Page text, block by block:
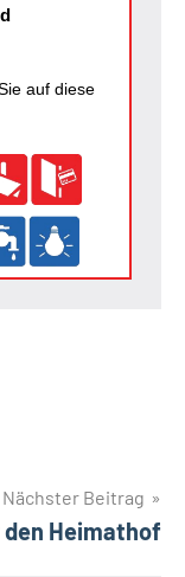
auf diese
Nächster Beitrag
Heimathof